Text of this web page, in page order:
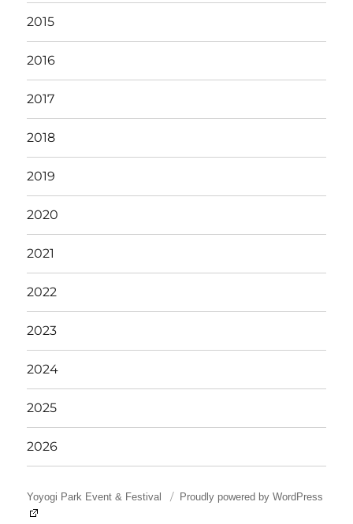
2015
2016
2017
2018
2019
2020
2021
2022
2023
2024
2025
2026
Yoyogi Park Event & Festival Proudly powered by WordPress